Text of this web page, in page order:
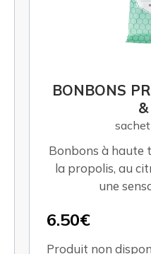
BONBONS
Bonbons à haute
la propolis, au
une
6.50€
Produit non